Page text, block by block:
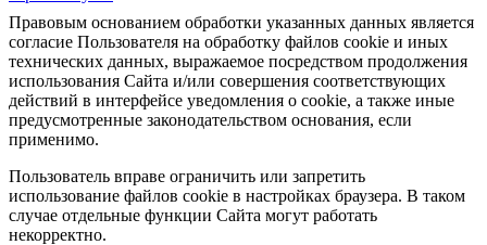
Правовым основанием обработки указанных данных является
согласие Пользователя на обработку файлов cookie и иных
технических данных, выражаемое посредством продолжения
использования Сайта и/или совершения соответствующих
действий в интерфейсе уведомления о cookie, а также иные
предусмотренные законодательством основания, если
применимо.
Пользователь вправе ограничить или запретить
использование файлов cookie в настройках браузера. В таком
случае отдельные функции Сайта могут работать
некорректно.